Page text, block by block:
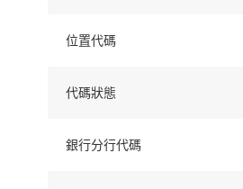
位置代碼
代碼狀態
銀行分行代碼